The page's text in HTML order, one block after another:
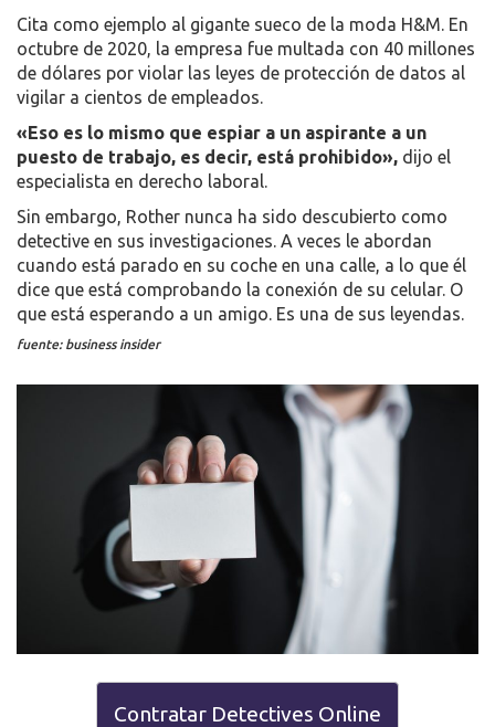
Cita como ejemplo al gigante sueco de la moda H&M. En
octubre de 2020, la empresa fue multada con 40 millones
de dólares por violar las leyes de protección de datos al
vigilar a cientos de empleados.
«Eso es lo mismo que espiar a un aspirante a un
puesto de trabajo, es decir, está prohibido», dijo el
especialista en derecho laboral.
Sin embargo, Rother nunca ha sido descubierto como
detective en sus investigaciones. A veces le abordan
cuando está parado en su coche en una calle, a lo que él
dice que está comprobando la conexión de su celular. O
que está esperando a un amigo. Es una de sus leyendas.
fuente: business insider
Contratar Detectives Online